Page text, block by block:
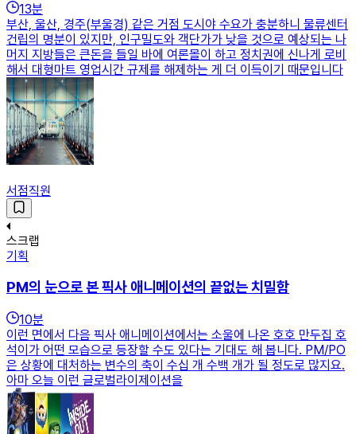
13분
부산, 울산, 경주(부울경) 같은 거점 도시야 수요가 충분하니 물류센터
건립의 명분이 있지만, 인구밀도와 객단가가 낮을 것으로 예상되는 나
머지 지방들은 큰돈을 들일 바에 여론몰이 하고 정치권에 신나게 로비
해서 대형마트 영업시간 규제를 해제하는 게 더 이득이기 때문입니다
서점직원
스크랩
기획
PM의 눈으로 본 픽사 애니메이션의 끝없는 치밀함
10분
이런 면에서 다음 픽사 애니메이션에서는 소울에 나온 호호 만두집 호
석이가 어떤 모습으로 등장할 수도 있다는 기대도 해 봅니다. PM/PO
은 상황에 대처하는 변수의 축이 수십 개 수백 개가 될 정도로 많지요.
아마 오늘 이런 글로벌라이제이션을